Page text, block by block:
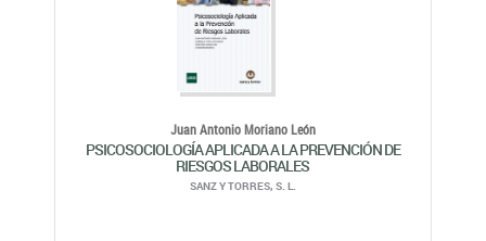
Juan Antonio Moriano León
PSICOSOCIOLOGÍA APLICADA A LA PREVENCIÓN DE
RIESGOS LABORALES
SANZ Y TORRES, S. L.